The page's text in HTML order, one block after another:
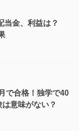
当金、利益は？
で合格！独学で40
意味がない？